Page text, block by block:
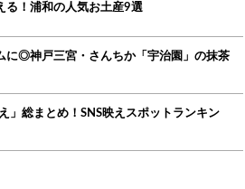
る！浦和の人気お土産9選
に◎神戸三宮・さんちか「宇治園」の抹茶
」総まとめ！SNS映えスポットランキン